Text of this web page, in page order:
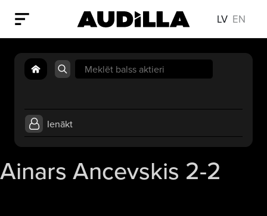
LV EN
Search
for:
Ienākt
Ainars Ancevskis 2-2